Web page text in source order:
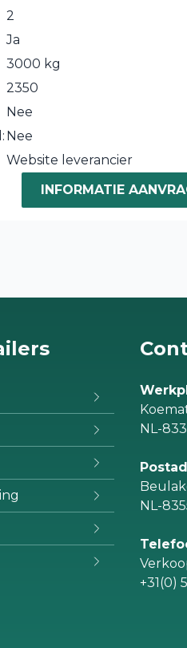
2
Ja
3000 kg
2350
Nee
Nee
Website leverancier
INFORMATIE
NL-
NL-
+31(0)